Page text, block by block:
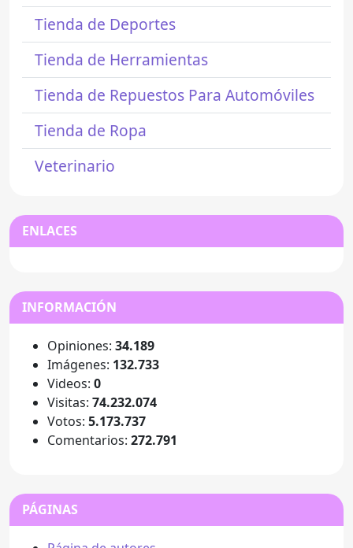
Tienda de Deportes
Tienda de Herramientas
Tienda de Repuestos Para Automóviles
Tienda de Ropa
Veterinario
ENLACES
INFORMACIÓN
Opiniones: 34.189
Imágenes: 132.733
Videos: 0
Visitas: 74.232.074
Votos: 5.173.737
Comentarios: 272.791
PÁGINAS